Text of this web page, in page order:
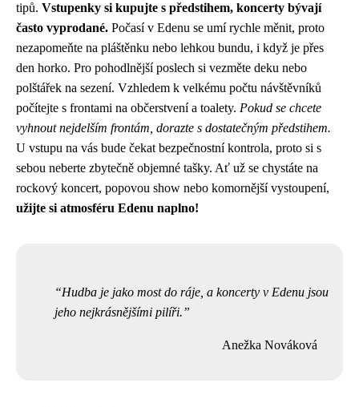
tipů. Vstupenky si kupujte s předstihem, koncerty bývají
často vyprodané. Počasí v Edenu se umí rychle měnit, proto
nezapomeňte na pláštěnku nebo lehkou bundu, i když je přes
den horko. Pro pohodlnější poslech si vezměte deku nebo
polštářek na sezení. Vzhledem k velkému počtu návštěvníků
počítejte s frontami na občerstvení a toalety. Pokud se chcete
vyhnout nejdelším frontám, dorazte s dostatečným předstihem.
U vstupu na vás bude čekat bezpečnostní kontrola, proto si s
sebou neberte zbytečně objemné tašky. Ať už se chystáte na
rockový koncert, popovou show nebo komornější vystoupení,
užijte si atmosféru Edenu naplno!
Hudba je jako most do ráje, a koncerty v Edenu jsou
jeho nejkrásnějšími pilíři.
Anežka Nováková